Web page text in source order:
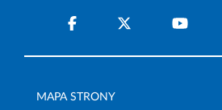
MAPA STRONY